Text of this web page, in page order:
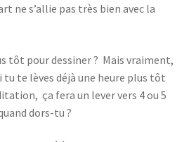
ne s’allie pas très bien avec la
tôt pour dessiner ? Mais vraiment,
te lèves déjà une heure plus tôt
ça fera un lever vers 4 ou 5
dors-tu ?